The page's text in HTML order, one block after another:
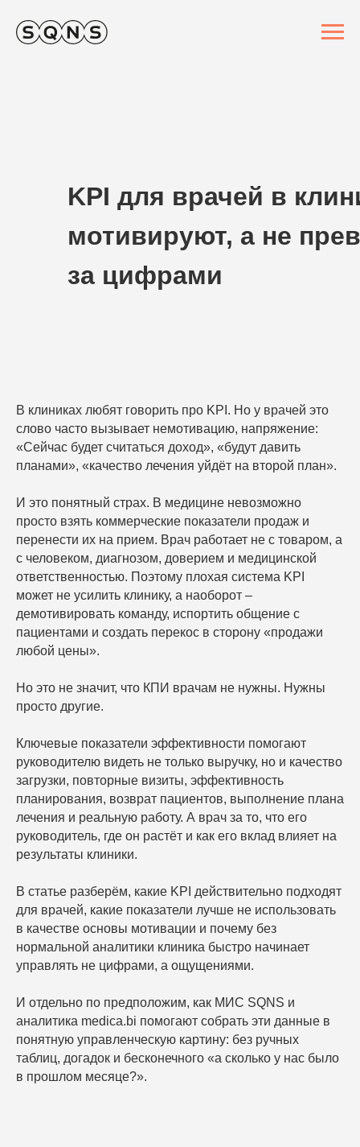
KPI для врачей в
мотивируют, а не
за цифрами
В клиниках любят говорить про KPI. Но у врачей это
слово часто вызывает немотивацию, напряжение:
«Сейчас будет считаться доход», «будут давить
планами», «качество лечения уйдёт на второй план».
И это понятный страх. В медицине невозможно
просто взять коммерческие показатели продаж и
перенести их на прием. Врач работает не с товаром, а
с человеком, диагнозом, доверием и медицинской
ответственностью. Поэтому плохая система KPI
может не усилить клинику, а наоборот –
демотивировать команду, испортить общение с
пациентами и создать перекос в сторону «продажи
любой цены».
Но это не значит, что КПИ врачам не нужны. Нужны
просто другие.
Ключевые показатели эффективности помогают
руководителю видеть не только выручку, но и качество
загрузки, повторные визиты, эффективность
планирования, возврат пациентов, выполнение плана
лечения и реальную работу. А врач за то, что его
руководитель, где он растёт и как его вклад влияет на
результаты клиники.
В статье разберём, какие KPI действительно подходят
для врачей, какие показатели лучше не использовать
в качестве основы мотивации и почему без
нормальной аналитики клиника быстро начинает
управлять не цифрами, а ощущениями.
И отдельно по предположим, как МИС SQNS и
аналитика medica.bi помогают собрать эти данные в
понятную управленческую картину: без ручных
таблиц, догадок и бесконечного «а сколько у нас было
в прошлом месяце?».